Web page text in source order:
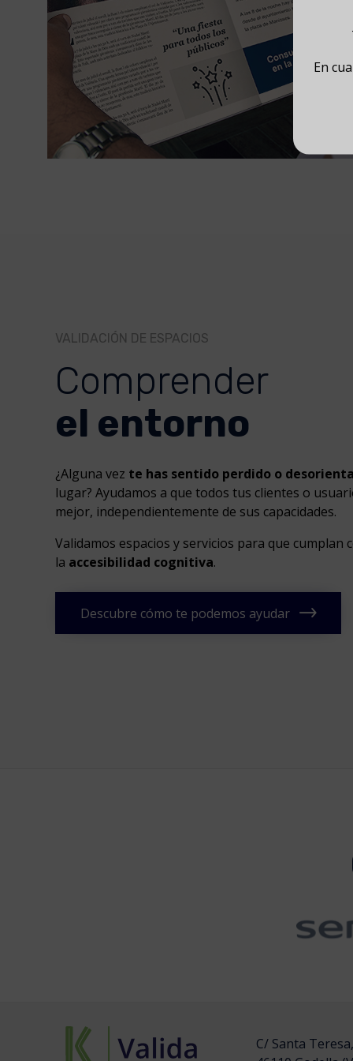
VALIDACIÓN DE ESPACIOS
Comprender
el entorno
¿Alguna vez te has sentido perdido o
lugar? Ayudamos a que todos tus clientes o
mejor, independientemente de sus capacidades.
Validamos espacios y servicios para que cumplan
la accesibilidad cognitiva.
Descubre cómo te podemos ayudar
C/ Santa
En